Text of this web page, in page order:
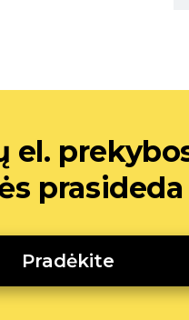
el.
prasideda
Pradėkite